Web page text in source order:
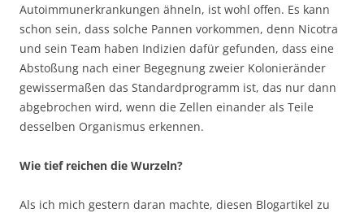
Autoimmunerkrankungen ähneln, ist wohl offen. Es kann
schon sein, dass solche Pannen vorkommen, denn Nicotra
und sein Team haben Indizien dafür gefunden, dass eine
Abstoßung nach einer Begegnung zweier Kolonieränder
gewissermaßen das Standardprogramm ist, das nur dann
abgebrochen wird, wenn die Zellen einander als Teile
desselben Organismus erkennen.
Wie tief reichen die Wurzeln?
Als ich mich gestern daran machte, diesen Blogartikel zu